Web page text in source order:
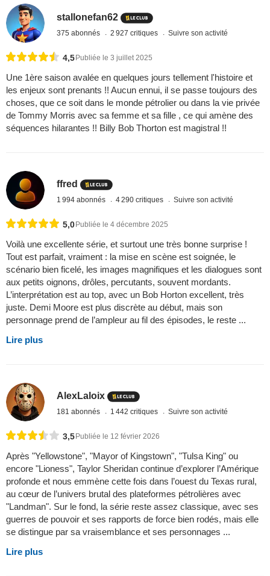
stallonefan62
375 abonnés 2 927 critiques Suivre son activité
4,5Publiée le 3 juillet 2025
Une 1ère saison avalée en quelques jours tellement l'histoire et
les enjeux sont prenants !! Aucun ennui, il se passe toujours des
choses, que ce soit dans le monde pétrolier ou dans la vie privée
de Tommy Morris avec sa femme et sa fille , ce qui amène des
séquences hilarantes !! Billy Bob Thorton est magistral !!
ffred
1 994 abonnés 4 290 critiques Suivre son activité
5,0Publiée le 4 décembre 2025
Voilà une excellente série, et surtout une très bonne surprise !
Tout est parfait, vraiment : la mise en scène est soignée, le
scénario bien ficelé, les images magnifiques et les dialogues sont
aux petits oignons, drôles, percutants, souvent mordants.
L’interprétation est au top, avec un Bob Horton excellent, très
juste. Demi Moore est plus discrète au début, mais son
personnage prend de l’ampleur au fil des épisodes, le reste ...
Lire plus
AlexLaloix
181 abonnés 1 442 critiques Suivre son activité
3,5 Publiée le 12 février 2026
Après "Yellowstone", "Mayor of Kingstown", "Tulsa King" ou
encore "Lioness", Taylor Sheridan continue d’explorer l’Amérique
profonde et nous emmène cette fois dans l’ouest du Texas rural,
au cœur de l’univers brutal des plateformes pétrolières avec
"Landman". Sur le fond, la série reste assez classique, avec ses
guerres de pouvoir et ses rapports de force bien rodés, mais elle
se distingue par sa vraisemblance et ses personnages ...
Lire plus